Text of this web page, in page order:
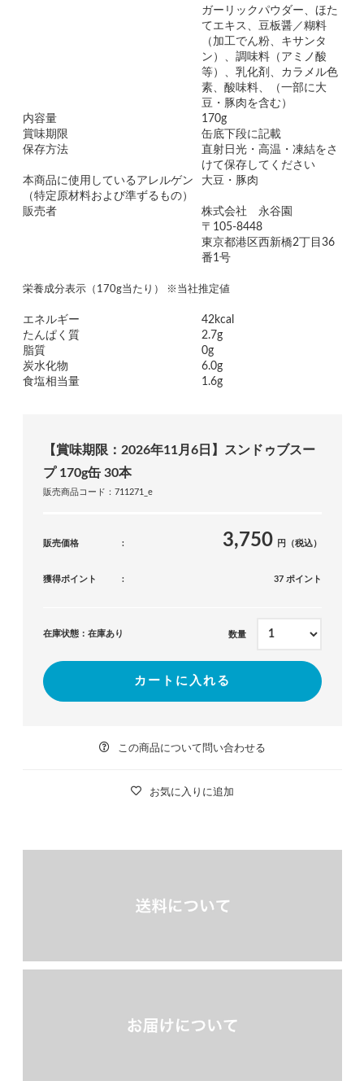
ガーリックパウダー、ほた
てエキス、豆板醤／糊料
（加工でん粉、キサンタ
ン）、調味料（アミノ酸
等）、乳化剤、カラメル色
素、酸味料、（一部に大
豆・豚肉を含む）
内容量
170g
賞味期限
缶底下段に記載
保存方法
直射日光・高温・凍結をさ
けて保存してください
本商品に使用しているアレルゲン
（特定原材料および準ずるもの）
大豆・豚肉
販売者
株式会社 永谷園
〒105-8448
東京都港区西新橋2丁目36
番1号
栄養成分表示（170g当たり） ※当社推定値
エネルギー
42kcal
たんぱく質
2.7g
脂質
0g
炭水化物
6.0g
食塩相当量
1.6g
【賞味期限：2026年11月6日】スンドゥブスー
プ 170g缶 30本
販売商品コード：711271_e
販売価格 3,750 円（税込）
獲得ポイント 37 ポイント
在庫状態：在庫あり 数量
カートに入れる
この商品について問い合わせる
お気に入りに追加